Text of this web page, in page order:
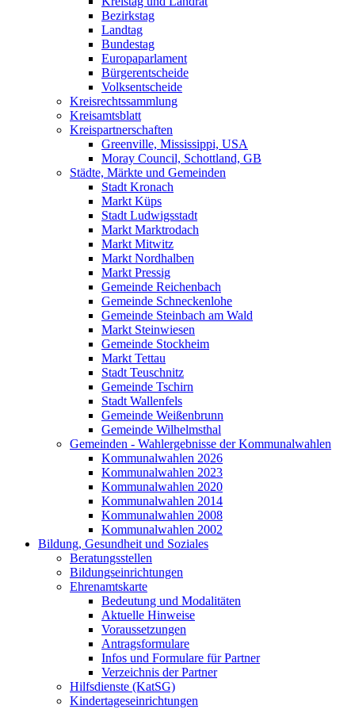
Bezirkstag
Landtag
Bundestag
Europaparlament
Bürgerentscheide
Volksentscheide
Kreisrechtssammlung
Kreisamtsblatt
Kreispartnerschaften
Greenville, Mississippi, USA
Moray Council, Schottland, GB
Städte, Märkte und Gemeinden
Stadt Kronach
Markt Küps
Stadt Ludwigsstadt
Markt Marktrodach
Markt Mitwitz
Markt Nordhalben
Markt Pressig
Gemeinde Reichenbach
Gemeinde Schneckenlohe
Gemeinde Steinbach am Wald
Markt Steinwiesen
Gemeinde Stockheim
Markt Tettau
Stadt Teuschnitz
Gemeinde Tschirn
Stadt Wallenfels
Gemeinde Weißenbrunn
Gemeinde Wilhelmsthal
Gemeinden - Wahlergebnisse der Kommunalwahlen
Kommunalwahlen 2026
Kommunalwahlen 2023
Kommunalwahlen 2020
Kommunalwahlen 2014
Kommunalwahlen 2008
Kommunalwahlen 2002
Bildung, Gesundheit und Soziales
Beratungsstellen
Bildungseinrichtungen
Ehrenamtskarte
Bedeutung und Modalitäten
Aktuelle Hinweise
Voraussetzungen
Antragsformulare
Infos und Formulare für Partner
Verzeichnis der Partner
Hilfsdienste (KatSG)
Kindertageseinrichtungen